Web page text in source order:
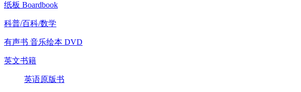
纸板 Boardbook
科普/百科/数学
有声书 音乐绘本 DVD
英文书籍
英语原版书